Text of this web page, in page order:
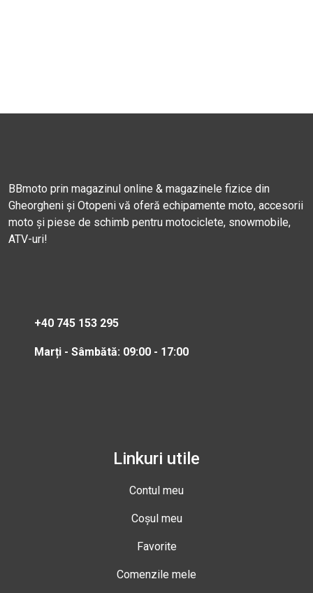
BBmoto prin magazinul online & magazinele fizice din
Gheorgheni și Otopeni vă oferă echipamente moto, accesorii
moto și piese de schimb pentru motociclete, snowmobile,
ATV-uri!
+40 745 153 295
Marți - Sâmbătă: 09:00 - 17:00
Linkuri utile
Contul meu
Coșul meu
Favorite
Comenzile mele